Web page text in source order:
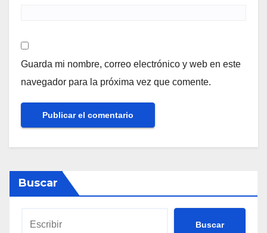
Guarda mi nombre, correo electrónico y web en este
navegador para la próxima vez que comente.
Buscar
Buscar